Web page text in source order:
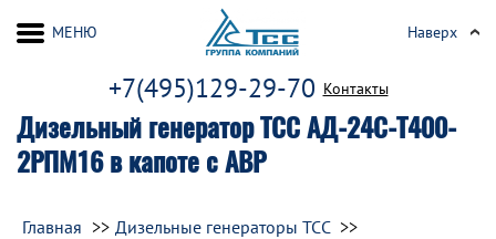
Дизельный генератор ТСС АД-24С-Т400-
2РПМ16 в капоте с АВР
+7(495)129-29-70 Контакты
МЕНЮ Наверх
Главная
Дизельные генераторы ТСС